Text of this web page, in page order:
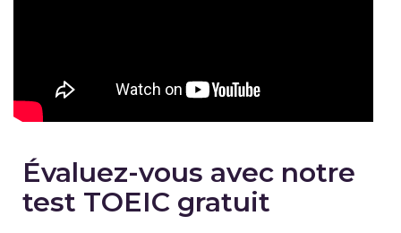
Évaluez-vous avec notre
test TOEIC gratuit